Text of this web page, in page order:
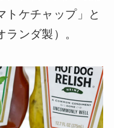
トケチャップ」と
ランダ製）。